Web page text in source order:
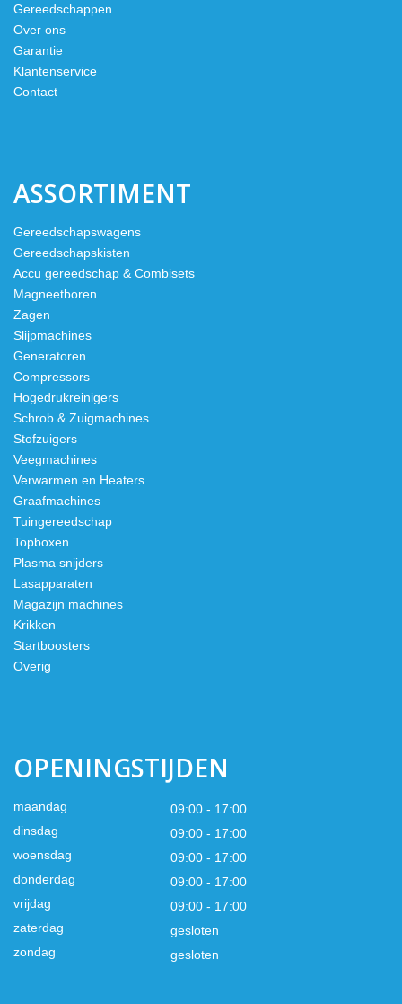
Gereedschappen
Over ons
Garantie
Klantenservice
Contact
ASSORTIMENT
Gereedschapswagens
Gereedschapskisten
Accu gereedschap & Combisets
Magneetboren
Zagen
Slijpmachines
Generatoren
Compressors
Hogedrukreinigers
Schrob & Zuigmachines
Stofzuigers
Veegmachines
Verwarmen en Heaters
Graafmachines
Tuingereedschap
Topboxen
Plasma snijders
Lasapparaten
Magazijn machines
Krikken
Startboosters
Overig
OPENINGSTIJDEN
maandag
09:00 - 17:00
dinsdag
09:00 - 17:00
woensdag
09:00 - 17:00
donderdag
09:00 - 17:00
vrijdag
09:00 - 17:00
zaterdag
gesloten
zondag
gesloten